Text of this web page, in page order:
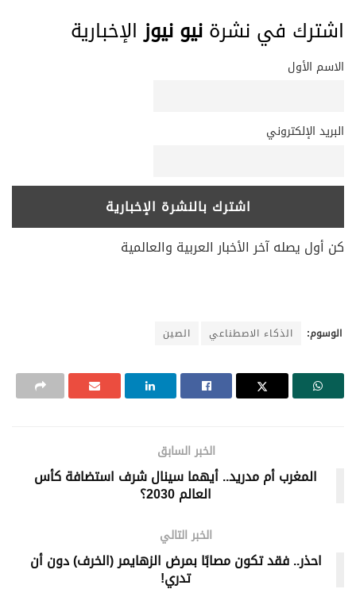
اشترك في نشرةنيو نيوزالإخبارية
الاسم الأول
البريد الإلكتروني
كن أول يصله آخر الأخبار العربية والعالمية
الوسوم: الذكاء الاصطناعي الصين
الخبر السابق
المغرب أم مدريد.. أيهما سينال شرف استضافة كأس
العالم 2030؟
الخبر التالي
احذر.. فقد تكون مصابًا بمرض الزهايمر (الخرف) دون أن
تدري!